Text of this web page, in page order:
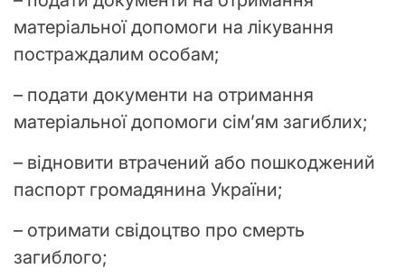
матеріальної допомоги на лікування
постраждалим особам;
– подати документи на отримання
матеріальної допомоги сім’ям загиблих;
– відновити втрачений або пошкоджений
паспорт громадянина України;
– отримати свідоцтво про смерть
загиблого;